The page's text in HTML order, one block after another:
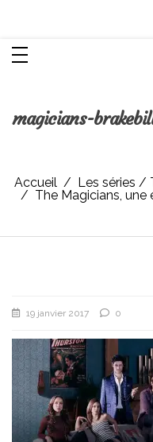
magicians-
Accueil
Les séries /
The Magicians,
19 janvier 2017 0